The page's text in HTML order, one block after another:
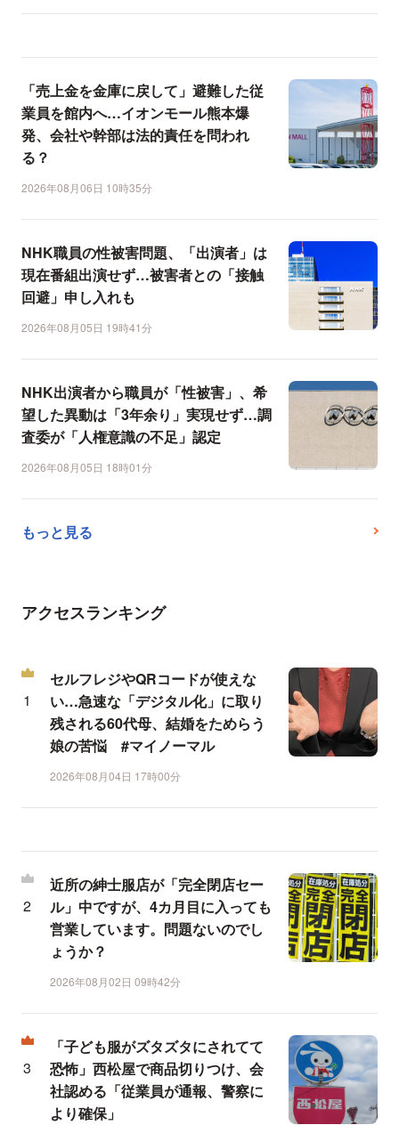
「売上金を金庫に戻して」避難した従
業員を館内へ…イオンモール熊本爆
発、会社や幹部は法的責任を問われ
る？
2026年08月06日 10時35分
NHK職員の性被害問題、「出演者」は
現在番組出演せず…被害者との「接触
回避」申し入れも
2026年08月05日 19時41分
NHK出演者から職員が「性被害」、希
望した異動は「3年余り」実現せず…調
査委が「人権意識の不足」認定
2026年08月05日 18時01分
もっと見る
アクセスランキング
セルフレジやQRコードが使えな
い…急速な「デジタル化」に取り
残される60代母、結婚をためらう
娘の苦悩 #マイノーマル
2026年08月04日 17時00分
近所の紳士服店が「完全閉店セー
ル」中ですが、4カ月目に入っても
営業しています。問題ないのでし
ょうか？
2026年08月02日 09時42分
「子ども服がズタズタにされてて
恐怖」西松屋で商品切りつけ、会
社認める「従業員が通報、警察に
より確保」